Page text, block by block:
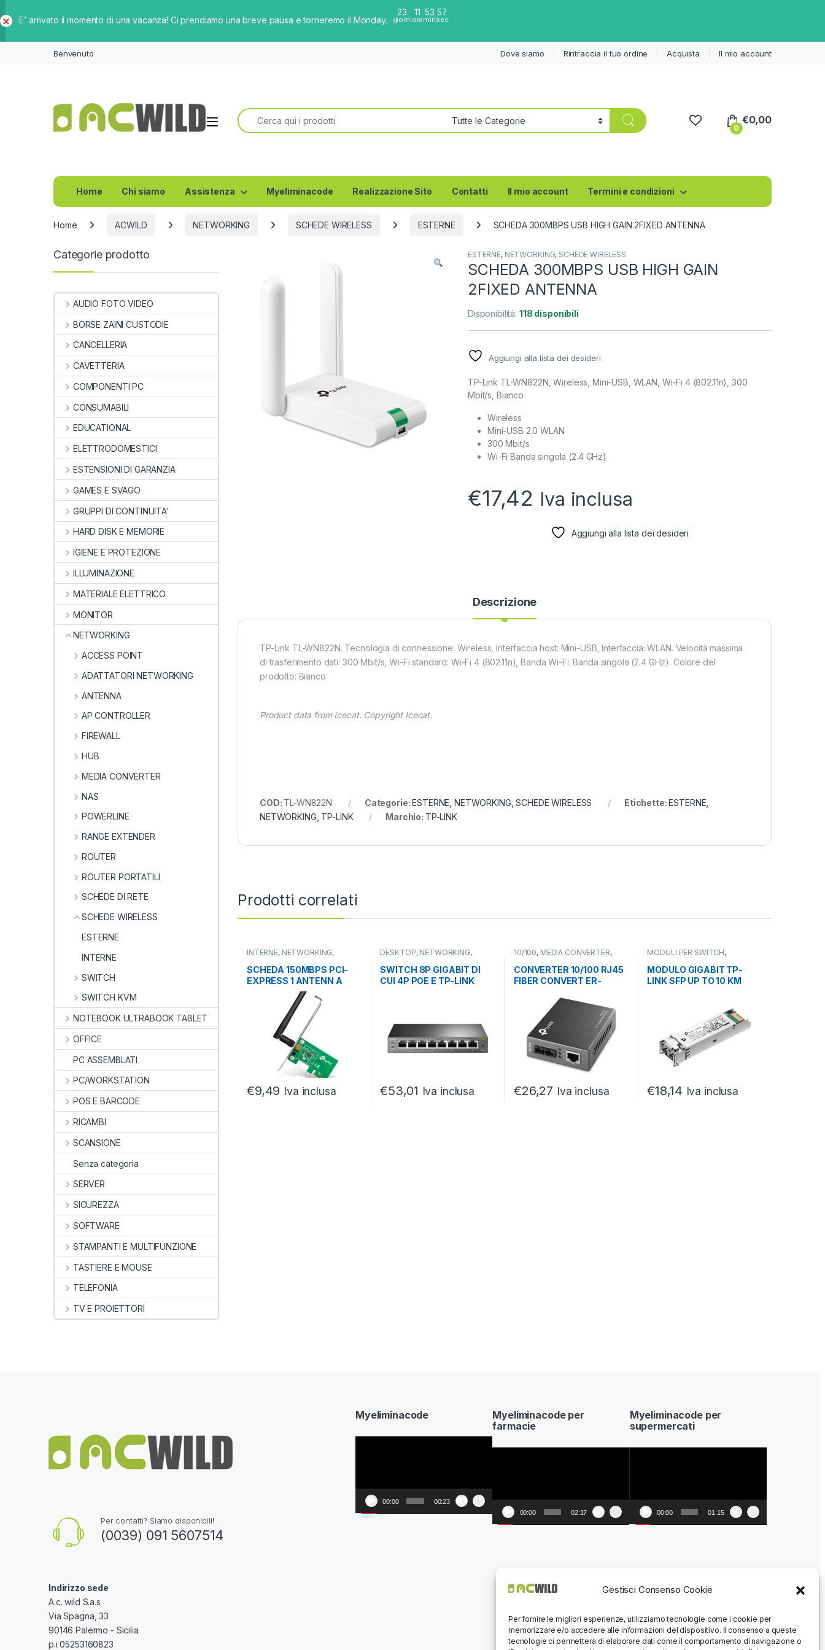
Gestisci Consenso Cookie
Per fornire le migliori esperienze, utilizziamo tecnologie come i cookie per
memorizzare e/o accedere alle informazioni del dispositivo. Il consenso a queste
tecnologie ci permetterà di elaborare dati come il comportamento di navigazione o
E’ arrivato il momento di una vacanza! Ci prendiamo una breve pausa e torneremo il Monday.
23
giorni
11
ore
53
min
57
sec
Benvenuto Dove siamo Rintraccia il tuo ordine Acquista Il mio account
Ricerca per:
0
€0,00
Home Chi siamo Assistenza Myeliminacode Realizzazione Sito Contatti Il mio account Termini e condizioni
Home ACWILD NETWORKING SCHEDE WIRELESS ESTERNE SCHEDA 300MBPS USB HIGH GAIN 2FIXED ANTENNA
ESTERNE, NETWORKING, SCHEDE WIRELESS
SCHEDA 300MBPS USB HIGH GAIN
2FIXED ANTENNA
Disponibilità: 118 disponibili
Aggiungi alla lista dei desideri
TP-Link TL-WN822N, Wireless, Mini-USB, WLAN, Wi-Fi 4 (802.11n), 300
Mbit/s, Bianco
Wireless
Mini-USB 2.0 WLAN
300 Mbit/s
Wi-Fi Banda singola (2.4 GHz)
€17,42 Iva inclusa
Aggiungi alla lista dei desideri
Descrizione
TP-Link TL-WN822N. Tecnologia di connessione: Wireless, Interfaccia host: Mini-USB, Interfaccia: WLAN. Velocità massima
di trasferimento dati: 300 Mbit/s, Wi-Fi standard: Wi-Fi 4 (802.11n), Banda Wi-Fi: Banda singola (2.4 GHz). Colore del
prodotto: Bianco
Product data from Icecat. Copyright Icecat.
COD: TL-WN822N Categorie:ESTERNE,NETWORKING,SCHEDE WIRELESS Etichette:ESTERNE,
NETWORKING, TP-LINK Marchio: TP-LINK
Prodotti correlati
INTERNE, NETWORKING,
SCHEDA 150MBPS PCI-
EXPRESS 1 ANTENN A
STACCABILE TP-LINK
€9,49 Iva inclusa
DESKTOP, NETWORKING,
SWITCH 8P GIGABIT DI
CUI 4P POE E TP-LINK
€53,01 Iva inclusa
10/100, MEDIA CONVERTER,
CONVERTER 10/100 RJ45
FIBER CONVERT ER-
€26,27 Iva inclusa
MODULI PER SWITCH,
MODULO GIGABIT TP-
LINK SFP UP TO 10 KM
€18,14 Iva inclusa
Categorie prodotto
AUDIO FOTO VIDEO
BORSE ZAINI CUSTODIE
CANCELLERIA
CAVETTERIA
COMPONENTI PC
CONSUMABILI
EDUCATIONAL
ELETTRODOMESTICI
ESTENSIONI DI GARANZIA
GAMES E SVAGO
GRUPPI DI CONTINUITA'
HARD DISK E MEMORIE
IGIENE E PROTEZIONE
ILLUMINAZIONE
MATERIALE ELETTRICO
MONITOR
NETWORKING
ACCESS POINT
ADATTATORI NETWORKING
ANTENNA
AP CONTROLLER
FIREWALL
HUB
MEDIA CONVERTER
NAS
POWERLINE
RANGE EXTENDER
ROUTER
ROUTER PORTATILI
SCHEDE DI RETE
SCHEDE WIRELESS
ESTERNE
INTERNE
SWITCH
SWITCH KVM
NOTEBOOK ULTRABOOK TABLET
OFFICE
PC ASSEMBLATI
PC/WORKSTATION
POS E BARCODE
RICAMBI
SCANSIONE
Senza categoria
SERVER
SICUREZZA
SOFTWARE
STAMPANTI E MULTIFUNZIONE
TASTIERE E MOUSE
TELEFONIA
TV E PROIETTORI
Per contatti? Siamo disponibili!
(0039) 091 5607514
Indirizzo sede
A.c. wild S.a.s
Via Spagna, 33
90146 Palermo - Sicilia
p.i 05253160823
Myeliminacode
00:00 00:23
Myeliminacode per
farmacie
00:00 02:17
Myeliminacode per
supermercati
00:00 01:15